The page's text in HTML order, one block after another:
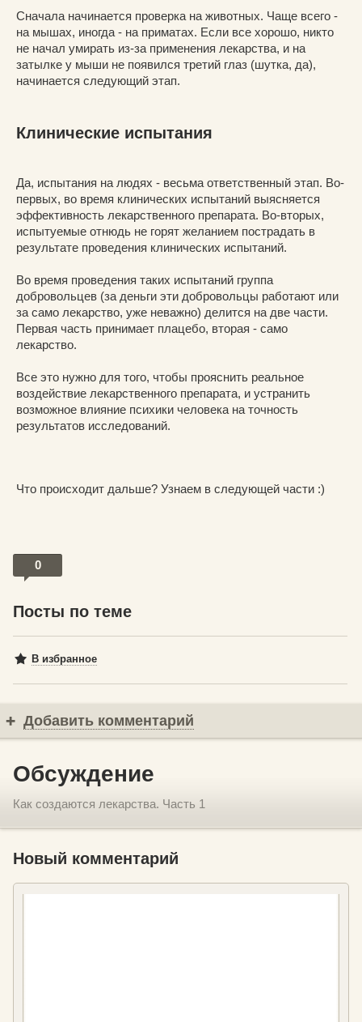
Сначала начинается проверка на животных. Чаще всего -
на мышах, иногда - на приматах. Если все хорошо, никто
не начал умирать из-за применения лекарства, и на
затылке у мыши не появился третий глаз (шутка, да),
начинается следующий этап.
Клинические испытания
Да, испытания на людях - весьма ответственный этап. Во-
первых, во время клинических испытаний выясняется
эффективность лекарственного препарата. Во-вторых,
испытуемые отнюдь не горят желанием пострадать в
результате проведения клинических испытаний.
Во время проведения таких испытаний группа
добровольцев (за деньги эти добровольцы работают или
за само лекарство, уже неважно) делится на две части.
Первая часть принимает плацебо, вторая - само
лекарство.
Все это нужно для того, чтобы прояснить реальное
воздействие лекарственного препарата, и устранить
возможное влияние психики человека на точность
результатов исследований.
Что происходит дальше? Узнаем в следующей части :)
0
Посты по теме
В избранное
Добавить комментарий
Обсуждение
Как создаются лекарства. Часть 1
Новый комментарий